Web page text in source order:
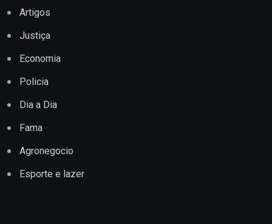
Artigos
Justiça
Economia
Policia
Dia a Dia
Fama
Agronegocio
Esporte e lazer